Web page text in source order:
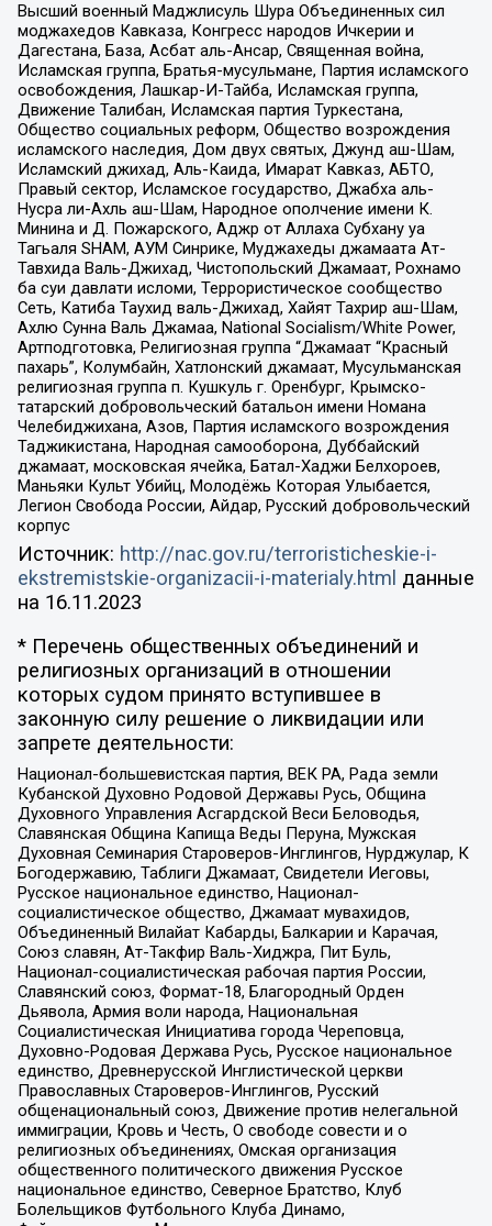
Высший военный Маджлисуль Шура Объединенных сил
моджахедов Кавказа, Конгресс народов Ичкерии и
Дагестана, База, Асбат аль-Ансар, Священная война,
Исламская группа, Братья-мусульмане, Партия исламского
освобождения, Лашкар-И-Тайба, Исламская группа,
Движение Талибан, Исламская партия Туркестана,
Общество социальных реформ, Общество возрождения
исламского наследия, Дом двух святых, Джунд аш-Шам,
Исламский джихад, Аль-Каида, Имарат Кавказ, АБТО,
Правый сектор, Исламское государство, Джабха аль-
Нусра ли-Ахль аш-Шам, Народное ополчение имени К.
Минина и Д. Пожарского, Аджр от Аллаха Субхану уа
Тагьаля SHAM, АУМ Синрике, Муджахеды джамаата Ат-
Тавхида Валь-Джихад, Чистопольский Джамаат, Рохнамо
ба суи давлати исломи, Террористическое сообщество
Сеть, Катиба Таухид валь-Джихад, Хайят Тахрир аш-Шам,
Ахлю Сунна Валь Джамаа, National Socialism/White Power,
Артподготовка, Религиозная группа “Джамаат “Красный
пахарь”, Колумбайн, Хатлонский джамаат, Мусульманская
религиозная группа п. Кушкуль г. Оренбург, Крымско-
татарский добровольческий батальон имени Номана
Челебиджихана, Азов, Партия исламского возрождения
Таджикистана, Народная самооборона, Дуббайский
джамаат, московская ячейка, Батал-Хаджи Белхороев,
Маньяки Культ Убийц, Молодёжь Которая Улыбается,
Легион Свобода России, Айдар, Русский добровольческий
корпус
Источник: http://nac.gov.ru/terroristicheskie-i-
ekstremistskie-organizacii-i-materialy.html данные
на 16.11.2023
* Перечень общественных объединений и
религиозных организаций в отношении
которых судом принято вступившее в
законную силу решение о ликвидации или
запрете деятельности:
Национал-большевистская партия, ВЕК РА, Рада земли
Кубанской Духовно Родовой Державы Русь, Община
Духовного Управления Асгардской Веси Беловодья,
Славянская Община Капища Веды Перуна, Мужская
Духовная Семинария Староверов-Инглингов, Нурджулар, К
Богодержавию, Таблиги Джамаат, Свидетели Иеговы,
Русское национальное единство, Национал-
социалистическое общество, Джамаат мувахидов,
Объединенный Вилайат Кабарды, Балкарии и Карачая,
Союз славян, Ат-Такфир Валь-Хиджра, Пит Буль,
Национал-социалистическая рабочая партия России,
Славянский союз, Формат-18, Благородный Орден
Дьявола, Армия воли народа, Национальная
Социалистическая Инициатива города Череповца,
Духовно-Родовая Держава Русь, Русское национальное
единство, Древнерусской Инглистической церкви
Православных Староверов-Инглингов, Русский
общенациональный союз, Движение против нелегальной
иммиграции, Кровь и Честь, О свободе совести и о
религиозных объединениях, Омская организация
общественного политического движения Русское
национальное единство, Северное Братство, Клуб
Болельщиков Футбольного Клуба Динамо,